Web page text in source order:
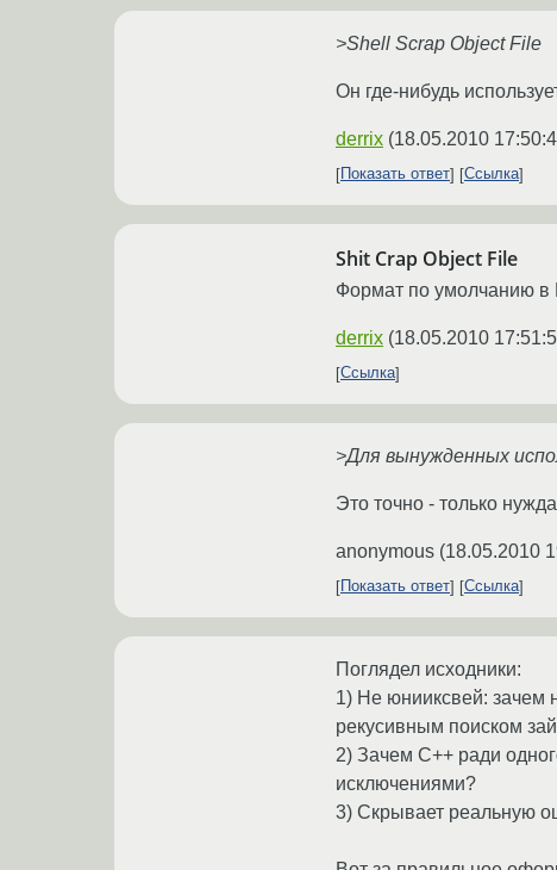
>Shell Scrap Object File
Он где-нибудь
derrix (18.05.2010
Показать ответ Ссылка
Shit Crap Object File
Формат по умолчанию в
derrix (18.05.2010
Ссылка
>Для вынужденных
Это точно - только
anonymous (18.05.2010
Показать ответ Ссылка
Поглядел исходники:
1) Не юнииксвей: зачем
рекусивным поиском
2) Зачем C++ ради
исключениями?
3) Скрывает реальную